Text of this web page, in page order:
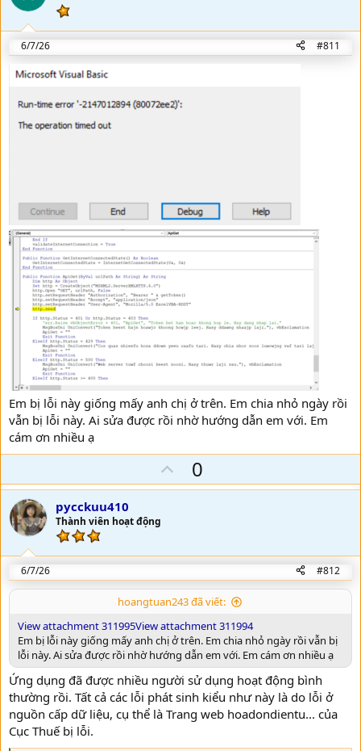
e
6/7/26 #811
Em bị lỗi này giống mấy anh chị ở trên. Em chia nhỏ ngày rồi
vẫn bị lỗi này. Ai sửa được rồi nhờ hướng dẫn em với. Em
cám ơn nhiều ạ
U
p
e
0
pycckuu410
Thành viên hoạt động
6/7/26 #812
hoangtuan243 đã viết:
View attachment 311995View attachment 311994
Em bị lỗi này giống mấy anh chị ở trên. Em chia nhỏ ngày rồi vẫn bị
lỗi này. Ai sửa được rồi nhờ hướng dẫn em với. Em cám ơn nhiều ạ
Ứng dụng đã được nhiều người sử dụng hoạt động bình
thường rồi. Tất cả các lỗi phát sinh kiểu như này là do lỗi ở
nguồn cấp dữ liệu, cụ thể là Trang web hoadondientu... của
Cục Thuế bị lỗi.